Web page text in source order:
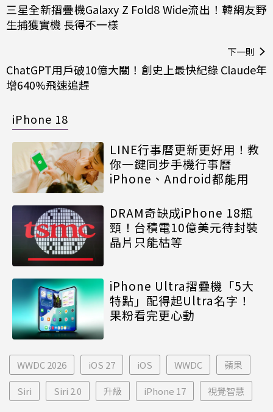
三星全新摺疊機Galaxy Z Fold8 Wide流出！韓網友野
生捕獲實機 長得不一樣
下一則
ChatGPT用戶破10億大關！創史上最快紀錄 Claude年
增640%飛速追趕
iPhone 18
LINE行事曆更新更好用！教
你一鍵同步手機行事曆
iPhone、Android都能用
DRAM奇缺成iPhone 18瓶
頸！台積電10億美元待封裝
晶片只能枯等
iPhone Ultra摺疊機「5大
特點」配得起Ultra名字！
果粉看完更心動
WWDC 2026 iOS 27 iOS WWDC 蘋果
Siri Siri 2.0 升級 iPhone 17 視覺智慧